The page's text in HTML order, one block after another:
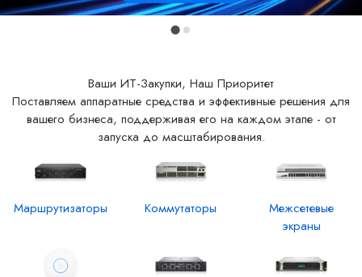
Ваши ИТ-Закупки, Наш Приоритет
Поставляем аппаратные средства и эффективные решения для
вашего бизнеса, поддерживая его на каждом этапе - от
запуска до масштабирования.
Маршрутизаторы Коммутаторы
Межсетевые
экраны